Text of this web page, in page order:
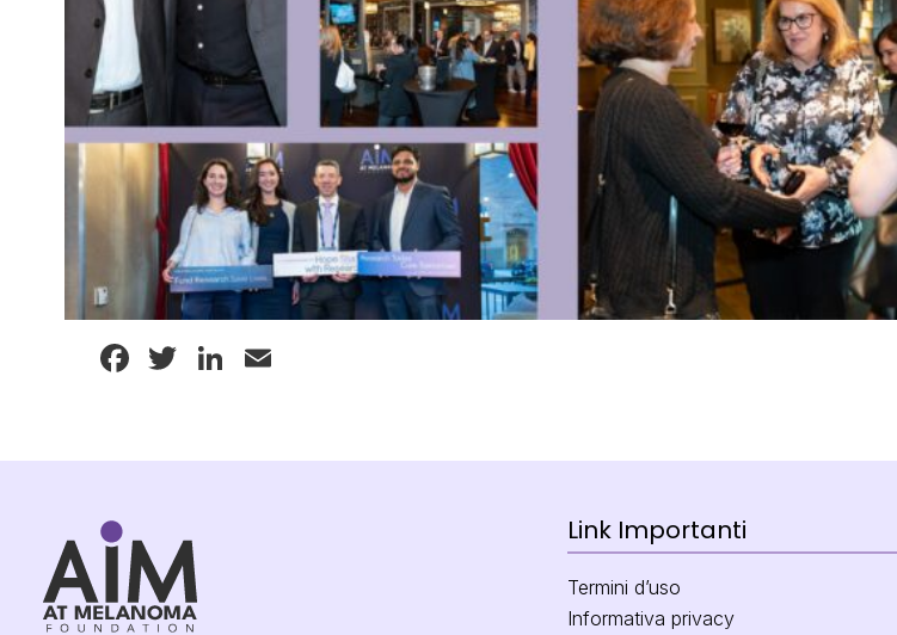
Facebook
TwitterLinkedIn
Link Importanti
Termini d’uso
Informativa privacy